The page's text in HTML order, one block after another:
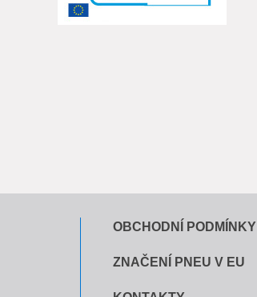
OBCHODNÍ PODMÍNKY
ZNAČENÍ PNEU V EU